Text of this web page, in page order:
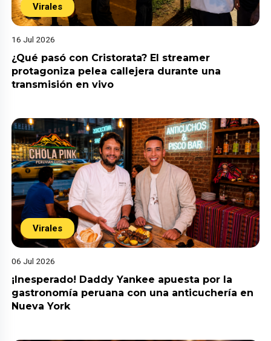
Virales
16 Jul 2026
¿Qué pasó con Cristorata? El streamer
protagoniza pelea callejera durante una
transmisión en vivo
Virales
06 Jul 2026
¡Inesperado! Daddy Yankee apuesta por la
gastronomía peruana con una anticuchería en
Nueva York